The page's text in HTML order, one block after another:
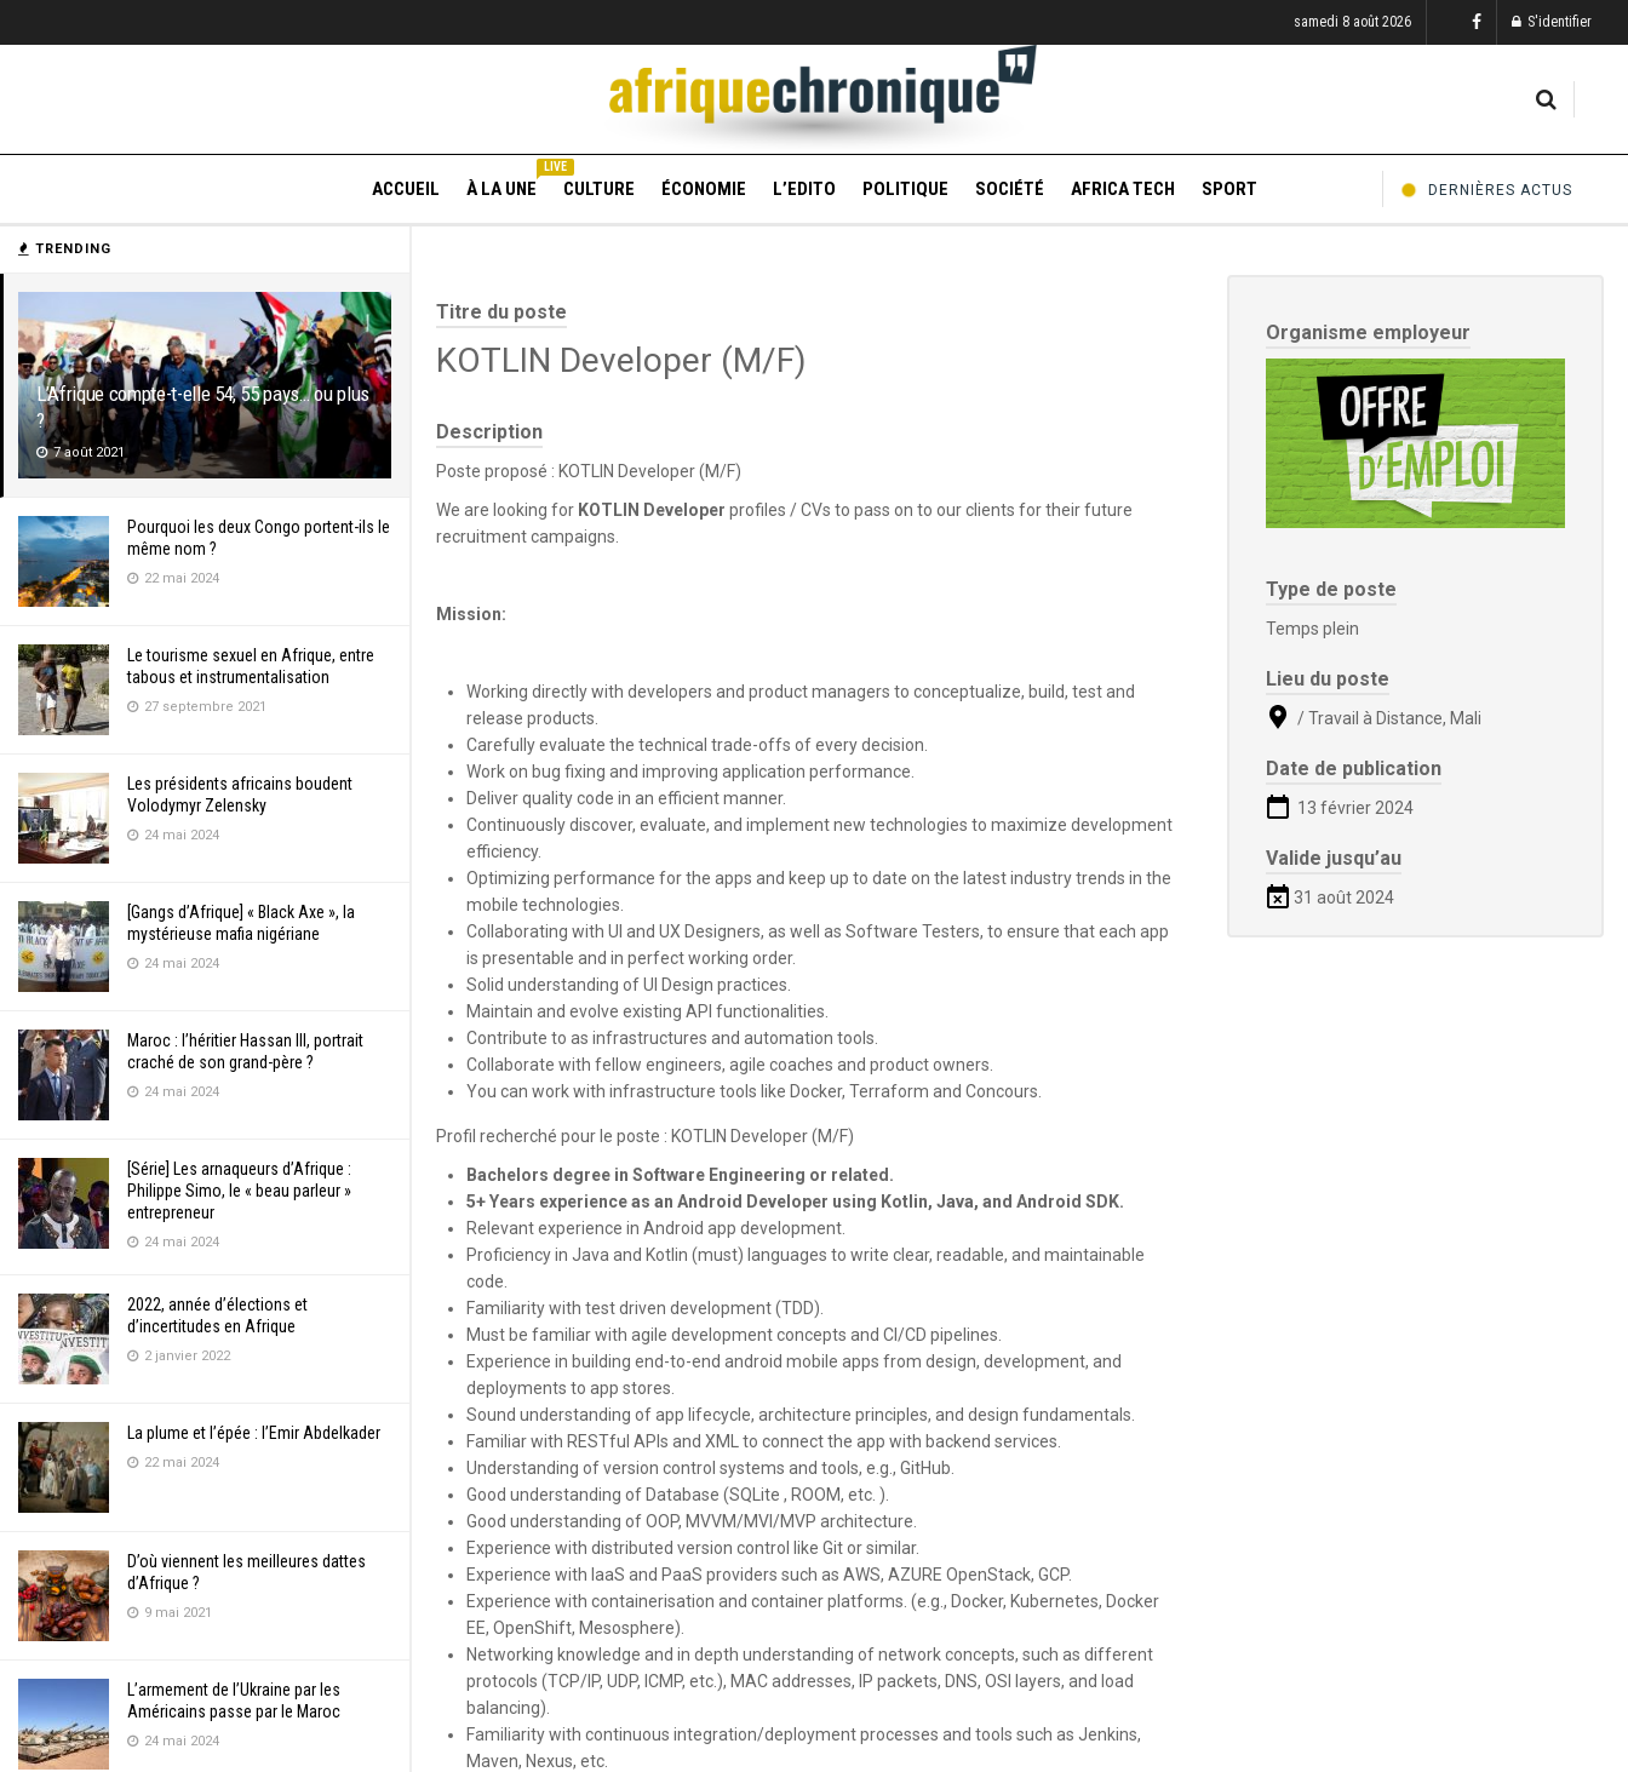
TRENDING
L’Afrique compte-t-elle 54, 55 pays… ou plus
?
7 août 2021
Pourquoi les deux Congo portent-ils le
même nom ?
22 mai 2024
Le tourisme sexuel en Afrique, entre
tabous et instrumentalisation
27 septembre 2021
Les présidents africains boudent
Volodymyr Zelensky
24 mai 2024
[Gangs d’Afrique] « Black Axe », la
mystérieuse mafia nigériane
24 mai 2024
Maroc : l’héritier Hassan III, portrait
craché de son grand-père ?
24 mai 2024
[Série] Les arnaqueurs d’Afrique :
Philippe Simo, le « beau parleur »
entrepreneur
24 mai 2024
2022, année d’élections et
d’incertitudes en Afrique
2 janvier 2022
La plume et l’épée : l’Emir Abdelkader
22 mai 2024
D’où viennent les meilleures dattes
d’Afrique ?
9 mai 2021
L’armement de l’Ukraine par les
Américains passe par le Maroc
24 mai 2024
samedi 8 août 2026 S'identifier
ACCUEIL À LA UNE
LIVE
CULTURE ÉCONOMIE L’EDITO POLITIQUE SOCIÉTÉ AFRICA TECH SPORT DERNIÈRES ACTUS
Titre du poste
KOTLIN Developer (M/F)
Description
Poste proposé : KOTLIN Developer (M/F)
We are looking for KOTLIN Developer profiles / CVs to pass on to our clients for their future
recruitment campaigns.
Mission:
Working directly with developers and product managers to conceptualize, build, test and
release products.
Carefully evaluate the technical trade-offs of every decision.
Work on bug fixing and improving application performance.
Deliver quality code in an efficient manner.
Continuously discover, evaluate, and implement new technologies to maximize development
efficiency.
Optimizing performance for the apps and keep up to date on the latest industry trends in the
mobile technologies.
Collaborating with UI and UX Designers, as well as Software Testers, to ensure that each app
is presentable and in perfect working order.
Solid understanding of UI Design practices.
Maintain and evolve existing API functionalities.
Contribute to as infrastructures and automation tools.
Collaborate with fellow engineers, agile coaches and product owners.
You can work with infrastructure tools like Docker, Terraform and Concours.
Profil recherché pour le poste : KOTLIN Developer (M/F)
Bachelors degree in Software Engineering or related.
5+ Years experience as an Android Developer using Kotlin, Java, and Android SDK.
Relevant experience in Android app development.
Proficiency in Java and Kotlin (must) languages to write clear, readable, and maintainable
code.
Familiarity with test driven development (TDD).
Must be familiar with agile development concepts and CI/CD pipelines.
Experience in building end-to-end android mobile apps from design, development, and
deployments to app stores.
Sound understanding of app lifecycle, architecture principles, and design fundamentals.
Familiar with RESTful APIs and XML to connect the app with backend services.
Understanding of version control systems and tools, e.g., GitHub.
Good understanding of Database (SQLite , ROOM, etc. ).
Good understanding of OOP, MVVM/MVI/MVP architecture.
Experience with distributed version control like Git or similar.
Experience with IaaS and PaaS providers such as AWS, AZURE OpenStack, GCP.
Experience with containerisation and container platforms. (e.g., Docker, Kubernetes, Docker
EE, OpenShift, Mesosphere).
Networking knowledge and in depth understanding of network concepts, such as different
protocols (TCP/IP, UDP, ICMP, etc.), MAC addresses, IP packets, DNS, OSI layers, and load
balancing).
Familiarity with continuous integration/deployment processes and tools such as Jenkins,
Maven, Nexus, etc.
Organisme employeur
Type de poste
Temps plein
Lieu du poste
/ Travail à Distance, Mali
Date de publication
13 février 2024
Valide jusqu’au
31 août 2024